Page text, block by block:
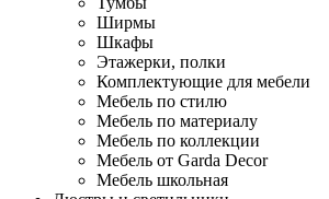
Ширмы
Шкафы
Этажерки, полки
Комплектующие для мебели
Мебель по стилю
Мебель по материалу
Мебель по коллекции
Мебель от Garda Decor
Мебель школьная